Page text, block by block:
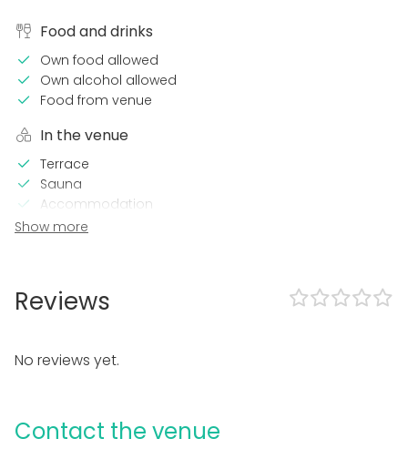
Food and drinks
Own food allowed
Own alcohol allowed
Food from venue
In the venue
Terrace
Sauna
Accommodation
Loud music OK
Hot tub / Jacuzzi
Wedding
Show more
Reviews
No reviews yet.
Contact the venue